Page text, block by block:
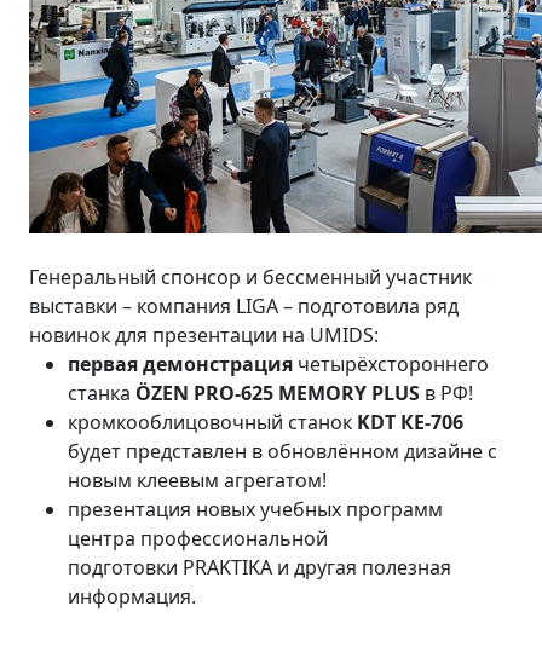
Генеральный спонсор и бессменный участник
выставки – компания LIGA – подготовила ряд
новинок для презентации на UMIDS:
первая демонстрация четырёхстороннего
станка ÖZEN PRO-625 MEMORY PLUS в РФ!
кромкооблицовочный станок KDT КЕ-706
будет представлен в обновлённом дизайне с
новым клеевым агрегатом!
презентация новых учебных программ
центра профессиональной
подготовки PRAKTIKA и другая полезная
информация.